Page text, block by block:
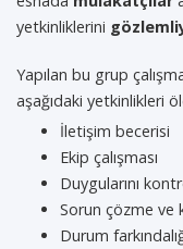
yetkinliklerini
Yapılan bu grup
aşağıdaki yetkinlikleri
İletişim becerisi
Ekip çalışması
Duygularını
Sorun çözme ve
Durum